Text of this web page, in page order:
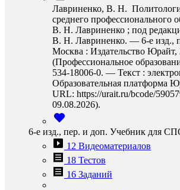
Лавриненко, В. Н.
среднего профессионального
В. Н. Лавриненко ; под
В. Н. Лавриненко. — 6-е изд.,
Москва : Издательство
(Профессиональное
534-18006-0. — Текст :
Образовательная платформа
URL: https://urait.ru/bcode/
09.08.2026).
6-е изд., пер. и доп. Учебник для
12 Видеоматериалов
18 Тестов
16 Заданий